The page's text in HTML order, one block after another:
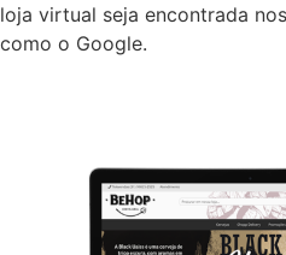
loja virtual seja encontrada
como o Google.